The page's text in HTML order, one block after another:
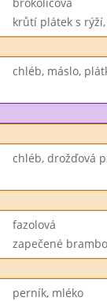
krůtí plátek s
chléb, máslo,
chléb, drožďová
fazolová
zapečené
perník, mléko